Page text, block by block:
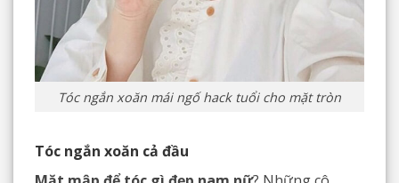
Tóc ngắn xoăn mái ngố hack tuổi cho mặt tròn
Tóc ngắn xoăn cả đầu